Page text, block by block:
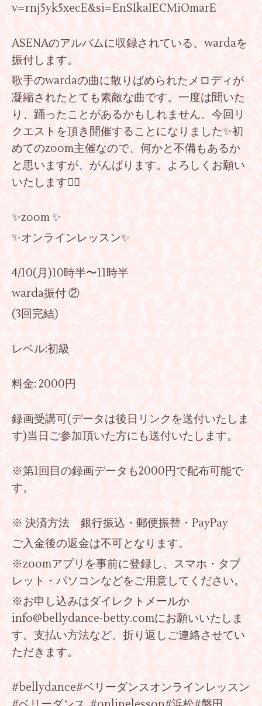
v=rnj5yk5xecE&si=EnSIkaIECMiOmarE
ASENAのアルバムに収録されている、wardaを
振付します。
歌手のwardaの曲に散りばめられたメロディが
凝縮されたとても素敵な曲です。一度は聞いた
り、踊ったことがあるかもしれません。今回リ
クエストを頂き開催することになりました✨初
めてのzoom主催なので、何かと不備もあるか
と思いますが、がんばります。よろしくお願い
いたします🙇‍♀️
✨zoom ✨
✨オンラインレッスン✨
4/10(月)10時半〜11時半
warda振付 ②
(3回完結)
レベル:初級
料金: 2000円
録画受講可(データは後日リンクを送付いたしま
す)当日ご参加頂いた方にも送付いたします。
※第1回目の録画データも2000円で配布可能で
す。
※ 決済方法 銀行振込・郵便振替・PayPay
ご入金後の返金は不可となります。
※zoomアプリを事前に登録し、スマホ・タブ
レット・パソコンなどをご用意してください。
※お申し込みはダイレクトメールか
info@bellydance-betty.comにお願いいたしま
す。支払い方法など、折り返しご連絡させてい
ただきます。
#bellydance#ベリーダンスオンラインレッスン